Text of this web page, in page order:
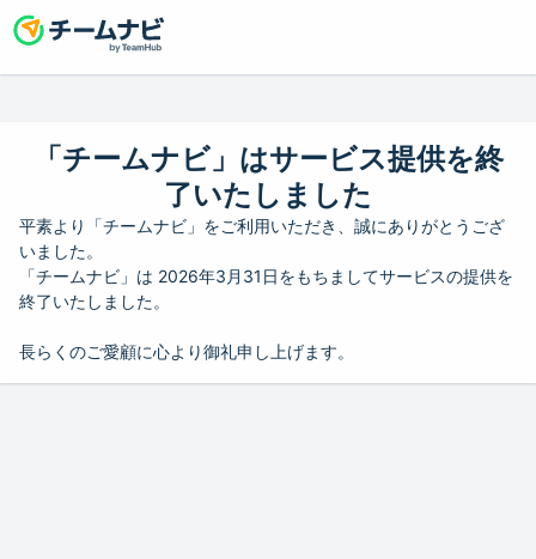
「チームナビ」はサービス提供を終
了いたしました
平素より「チームナビ」をご利用いただき、誠にありがとうござ
いました。
「チームナビ」は 2026年3月31日をもちましてサービスの提供を
終了いたしました。
長らくのご愛顧に心より御礼申し上げます。